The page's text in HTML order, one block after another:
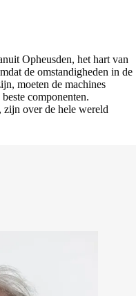
Opheusden, het hart van
de omstandigheden in de
moeten de machines
componenten.
zijn over de hele wereld